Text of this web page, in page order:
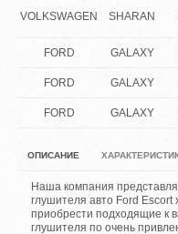
VOLKSWAGEN SHARAN
FORD
GALAXY
FORD GALAXY
FORD GALAXY
ОПИСАНИЕ
Наша компания
глушителя авто Ford
приобрести подходящие к
глушителя по очень